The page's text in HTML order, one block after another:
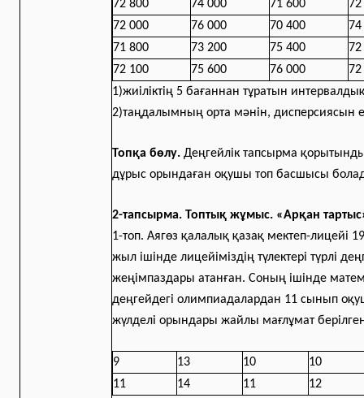
72 800
74 000 71 600
72 000
76 000 70 400
71 800
73 200 75 400
72 100
75 600 76 000
1)жиіліктің 5 бағаннан тұратын
2)таңдалымның орта мәнін, дисперсиясын
Топқа бөлу. Деңгейлік тапсырма
дұрыс орындаған оқушы топ басшысы
2-тапсырма. Топтық жұмыс. «Арқан
1-топ. Аягөз қалалық қазақ мектеп-лицейі
жыл ішінде лицейіміздің түлектері түрлі
жеңімпаздары атанған. Соның ішінде
деңгейдегі олимпиадалардан 11 сынып
жүлделі орындары жайлы мағлұмат
9 13 10
10
11
14 11 12